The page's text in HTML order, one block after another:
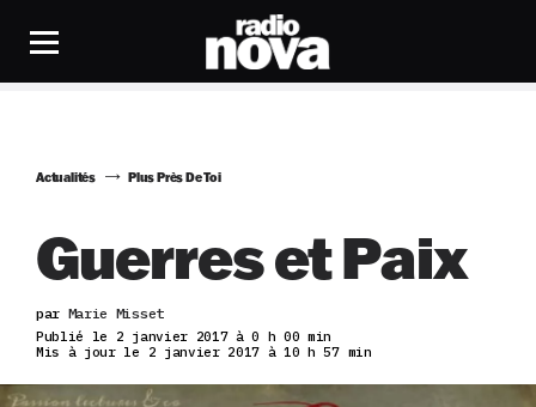
Actualités Plus Près De Toi
Guerres et Paix
par Marie Misset
Publié le 2 janvier 2017 à 0 h 00 min
Mis à jour le 2 janvier 2017 à 10 h 57 min